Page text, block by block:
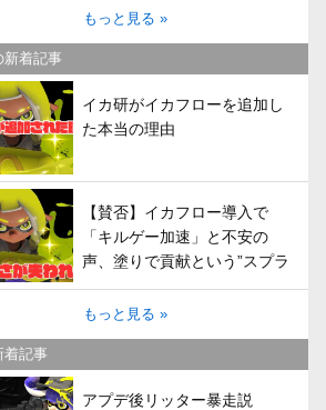
もっと見る »
新着記事
イカ研がイカフローを追加し
た本当の理由
【賛否】イカフロー導入で
「キルゲー加速」と不安の
声、塗りで貢献という”スプラ
らしさ”は失われてしまうのか
もっと見る »
着記事
アプデ後リッター暴走説